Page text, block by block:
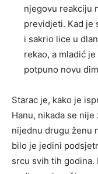
njegovu reakciju
previdjeti. Kad je
i sakrio lice u
rekao, a mladić
potpuno novu
Starac je, kako je
Hanu, nikada se
nijednu drugu ženu
bilo je jedini
srcu svih tih godina.